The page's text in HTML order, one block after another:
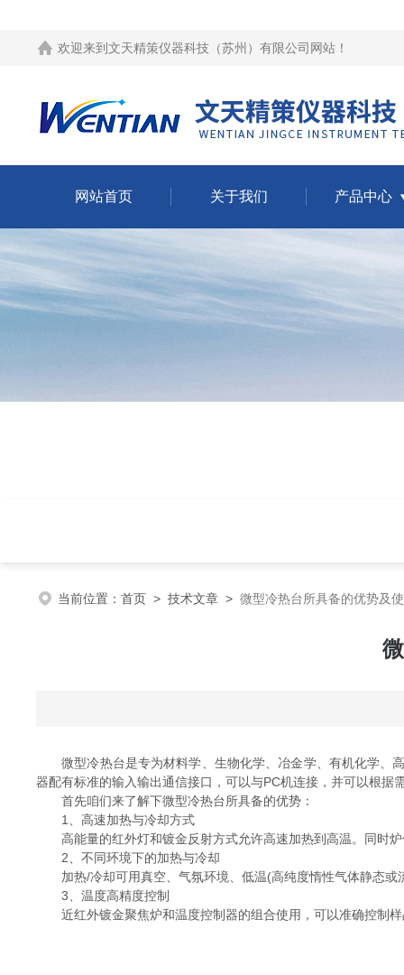
欢迎来到 文天精策仪器科技（苏州）有限公司网站 ！
网站首页 关于我们 产品中心
当前位置： 首页 > 技术文章 > 微型冷热台所具备的优势及
微型冷热台是专为材料学、生物化学、冶金学、有机化学、高
器配有标准的输入输出通信接口，可以与PC机连接，并可以根据
首先咱们来了解下微型冷热台所具备的优势：
1、高速加热与冷却方式
高能量的红外灯和镀金反射方式允许高速加热到高温。同时炉
2、不同环境下的加热与冷却
加热/冷却可用真空、气氛环境、低温(高纯度惰性气体静态或
3、温度高精度控制
近红外镀金聚焦炉和温度控制器的组合使用，可以准确控制样